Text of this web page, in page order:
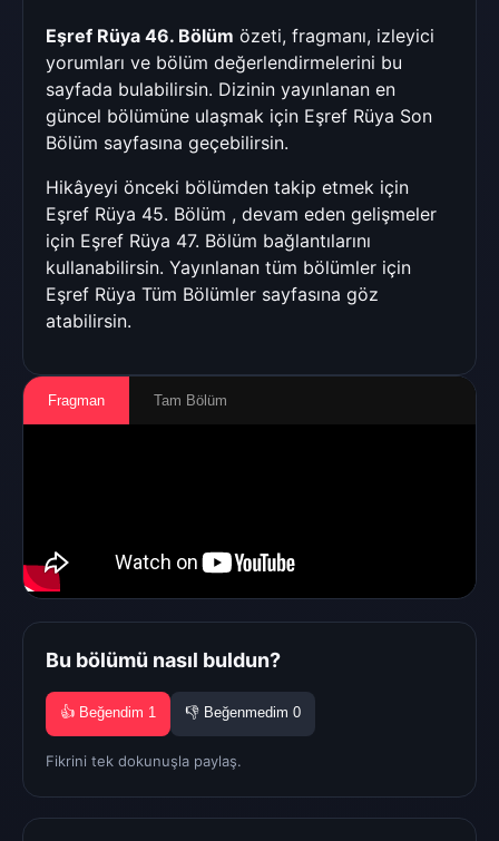
Eşref Rüya 46. Bölüm özeti, fragmanı, izleyici
yorumları ve bölüm değerlendirmelerini bu
sayfada bulabilirsin. Dizinin yayınlanan en
güncel bölümüne ulaşmak için Eşref Rüya Son
Bölüm sayfasına geçebilirsin.
Hikâyeyi önceki bölümden takip etmek için
Eşref Rüya 45. Bölüm , devam eden gelişmeler
için Eşref Rüya 47. Bölüm bağlantılarını
kullanabilirsin. Yayınlanan tüm bölümler için
Eşref Rüya Tüm Bölümler sayfasına göz
atabilirsin.
Fragman Tam Bölüm
Bu bölümü nasıl buldun?
👍 Beğendim 1 👎 Beğenmedim 0
Fikrini tek dokunuşla paylaş.